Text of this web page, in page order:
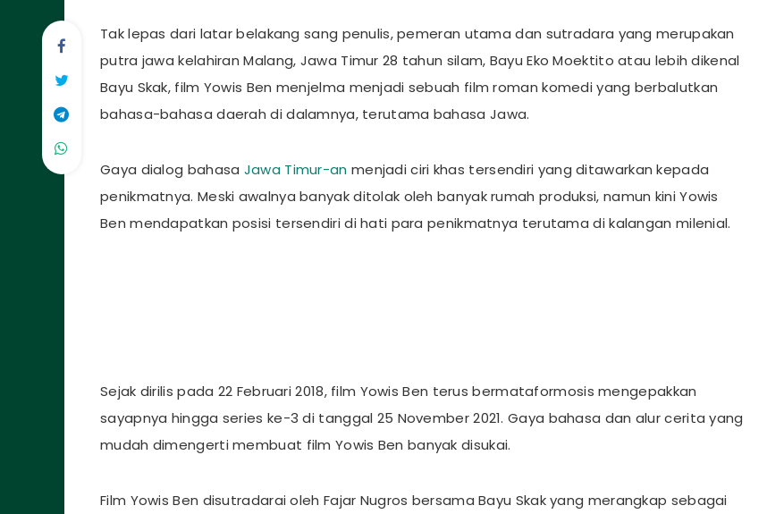
Tak lepas dari latar belakang sang penulis, pemeran utama dan sutradara yang merupakan
putra jawa kelahiran Malang, Jawa Timur 28 tahun silam, Bayu Eko Moektito atau lebih dikenal
Bayu Skak, film Yowis Ben menjelma menjadi sebuah film roman komedi yang berbalutkan
bahasa-bahasa daerah di dalamnya, terutama bahasa Jawa.
Gaya dialog bahasa Jawa Timur-an menjadi ciri khas tersendiri yang ditawarkan kepada
penikmatnya. Meski awalnya banyak ditolak oleh banyak rumah produksi, namun kini Yowis
Ben mendapatkan posisi tersendiri di hati para penikmatnya terutama di kalangan milenial.
Sejak dirilis pada 22 Februari 2018, film Yowis Ben terus bermataformosis mengepakkan
sayapnya hingga series ke-3 di tanggal 25 November 2021. Gaya bahasa dan alur cerita yang
mudah dimengerti membuat film Yowis Ben banyak disukai.
Film Yowis Ben disutradarai oleh Fajar Nugros bersama Bayu Skak yang merangkap sebagai